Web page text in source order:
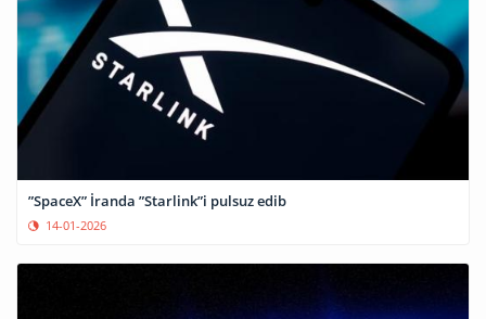
”SpaceX” İranda ”Starlink”i pulsuz edib
14-01-2026